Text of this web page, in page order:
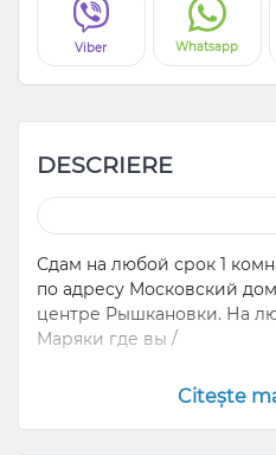
Viber Whatsapp
DESCRIERE
Сдам на любой срок 1
по адресу Московский
центре Рышкановки. На
Маряки где вы /
Квартира после
без посторонних запахов.
Citeşte